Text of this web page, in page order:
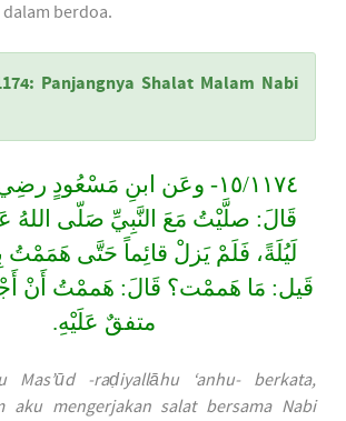
berdoa.
Panjangnya Shalat Malam Nabi
١٥/١١٧٤- وعَن ابنِ مَسْعُودٍ
قَالَ: صلَّيْتُ مَعَ النَّبِيِّ صَلّى اللهُ
لَيُلَةً، فَلَمْ يَزلْ قائِماً حَتَّى هَمَمْتُ
قَيل: مَا هَممْت؟ قَالَ: هَممْتُ أَنْ
متفقٌ عَلَيْهِ.
Mas’ūd -raḍiyallāhu ‘anhu- berkata,
aku mengerjakan salat bersama Nabi